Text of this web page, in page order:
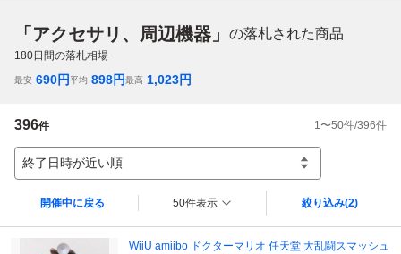
「アクセサリ、周辺機器」 の落札された商品
180日間の落札相場
最安 690円平均 898円最高 1,023円
396件 1 〜50件/396件
終了日時が近い順
開催中に戻る 50件表示 絞り込み(2)
WiiU amiibo ドクターマリオ 任天堂 大乱闘スマッシュ